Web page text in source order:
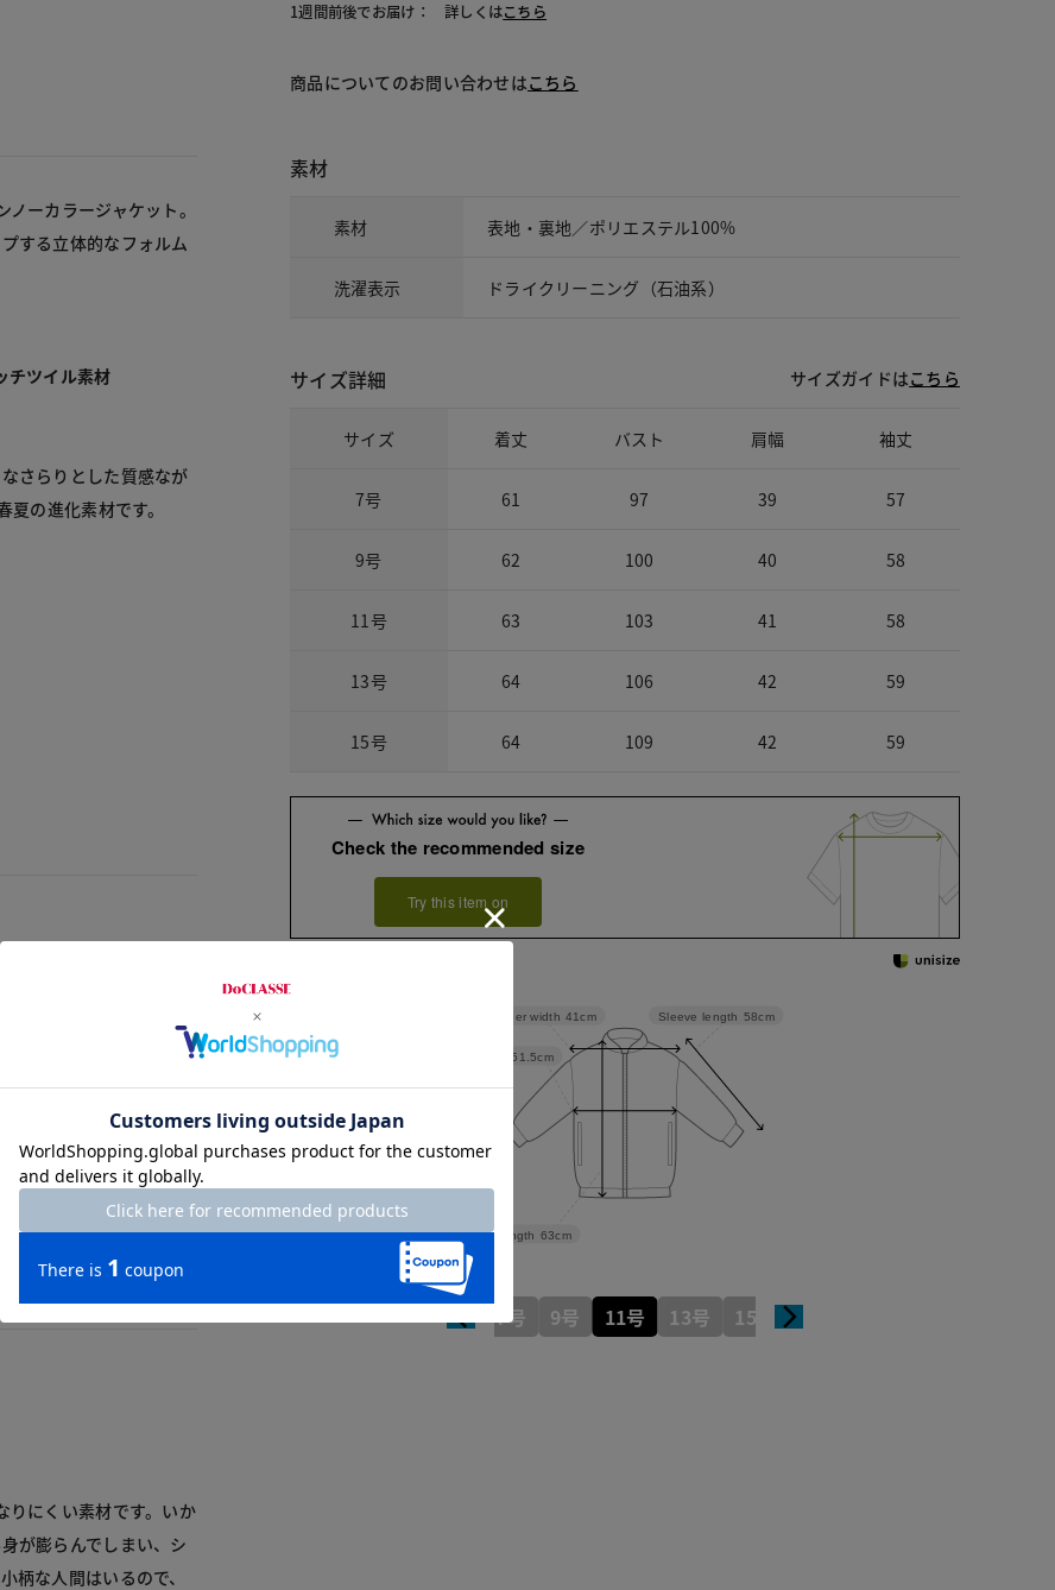
ーカラージャケット。
する立体的なフォルム
チツイル素材
さらりとした質感なが
の進化素材です。
質はよかったのです
させていただきまし
りにくい素材です。いか
が膨らんでしまい、シ
柄な人間はいるので、
1週間前後でお届け： 詳しくはこちら
商品についてのお問い合わせはこちら
素材
素材 表地・裏地／ポリエステル100%
洗濯表示 ドライクリーニング（石油系）
サイズ詳細 サイズガイドはこちら
サイズ 着丈 バスト 肩幅 袖丈
7号 61 97 39 57
9号 62 100 40 58
11号 63 103 41 58
13号 64 106 42 59
15号 64 109 42 59
Check the recommended size
Try this item on
Sleeve length 58cm
Length 63cm
51.5cm
Shoulder width 41cm
7号 9号 11号 13号 15号